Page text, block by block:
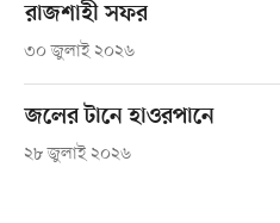
রাজশাহী সফর
৩০ জুলাই ২০২৬
জলের টানে হাওরপানে
২৮ জুলাই ২০২৬